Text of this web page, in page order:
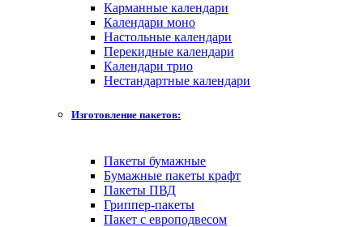
Карманные календари
Календари моно
Настольные календари
Перекидные календари
Календари трио
Нестандартные календари
Изготовление пакетов:
Пакеты бумажные
Бумажные пакеты крафт
Пакеты ПВД
Гриппер-пакеты
Пакет с европодвесом